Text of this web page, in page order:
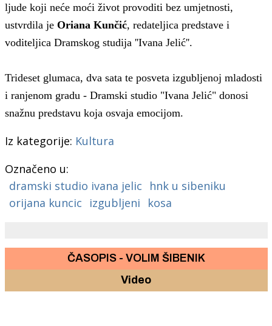
ljude koji neće moći život provoditi bez umjetnosti,
ustvrdila je Oriana Kunčić, redateljica predstave i
voditeljica Dramskog studija ''Ivana Jelić''.
Trideset glumaca, dva sata te posveta izgubljenoj mladosti
i ranjenom gradu - Dramski studio "Ivana Jelić" donosi
snažnu predstavu koja osvaja emocijom.
Iz kategorije: Kultura
Označeno u:
dramski studio ivana jelic
hnk u sibeniku
orijana kuncic
izgubljeni kosa
ČASOPIS - VOLIM ŠIBENIK
Video